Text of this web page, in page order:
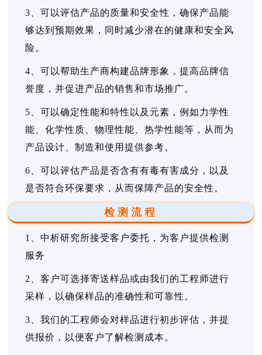
3、可以评估产品的质量和安全性，确保产品能
够达到预期效果，同时减少潜在的健康和安全风
险。
4、可以帮助生产商构建品牌形象，提高品牌信
誉度，并促进产品的销售和市场推广。
5、可以确定性能和特性以及元素，例如力学性
能、化学性质、物理性能、热学性能等，从而为
产品设计、制造和使用提供参考。
6、可以评估产品是否含有有毒有害成分，以及
是否符合环保要求，从而保障产品的安全性。
检测流程
1、中析研究所接受客户委托，为客户提供检测
服务
2、客户可选择寄送样品或由我们的工程师进行
采样，以确保样品的准确性和可靠性。
3、我们的工程师会对样品进行初步评估，并提
供报价，以便客户了解检测成本。